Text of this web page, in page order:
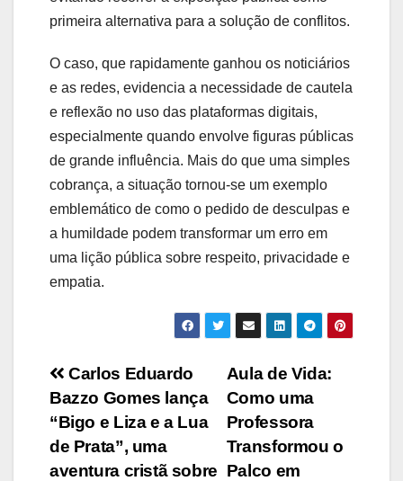
primeira alternativa para a solução de conflitos.
O caso, que rapidamente ganhou os noticiários
e as redes, evidencia a necessidade de cautela
e reflexão no uso das plataformas digitais,
especialmente quando envolve figuras públicas
de grande influência. Mais do que uma simples
cobrança, a situação tornou-se um exemplo
emblemático de como o pedido de desculpas e
a humildade podem transformar um erro em
uma lição pública sobre respeito, privacidade e
empatia.
Navegação
de
Post
Aula de Vida:
Como uma
Professora
Transformou o
Palco em
Carlos Eduardo
Bazzo Gomes lança
“Bigo e Liza e a Lua
de Prata”, uma
aventura cristã sobre